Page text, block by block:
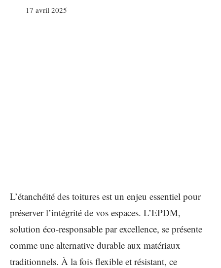
17 avril 2025
L’étanchéité des toitures est un enjeu essentiel pour
préserver l’intégrité de vos espaces. L’EPDM,
solution éco-responsable par excellence, se présente
comme une alternative durable aux matériaux
traditionnels. À la fois flexible et résistant, ce